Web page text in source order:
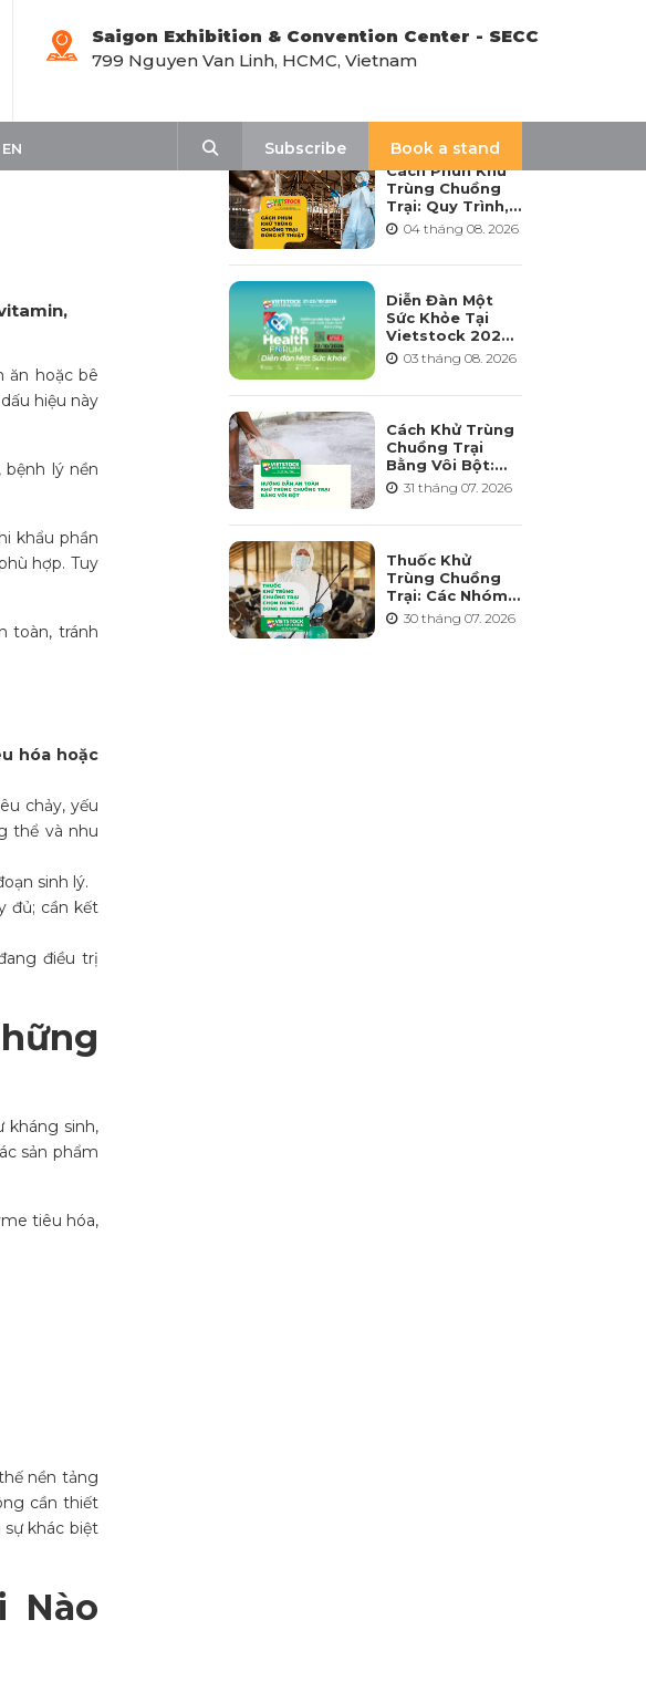
Saigon Exhibition & Convention Center - SECC
799 Nguyen Van Linh, HCMC, Vietnam
EN
Subscribe
Book a stand
ăn hoặc bê
hiệu này
bệnh lý nền
khẩu phần
hợp. Tuy
toàn, tránh
hóa hoặc
chảy, yếu
thể và nhu
sinh lý.
đủ; cần kết
điều trị
kháng sinh,
sản phẩm
tiêu hóa,
nền tảng
cần thiết
khác biệt
Nào
Cách Phun Khử
Trùng Chuồng
Trại: Quy Trình,
Tần Suất Và Lưu
Ý Khi Sử Dụng
04 tháng 08. 2026
Diễn Đàn Một
Sức Khỏe Tại
Vietstock 2026:
Hướng Tới Phát
Triển Ngành
03 tháng 08. 2026
Cách Khử Trùng
Chuồng Trại
Bằng Vôi Bột:
Cách Rải, Thời
Điểm Và Những
31 tháng 07. 2026
Thuốc Khử
Trùng Chuồng
Trại: Các Nhóm
Hoạt Chất, Cách
Chọn Và Lưu Ý
30 tháng 07. 2026